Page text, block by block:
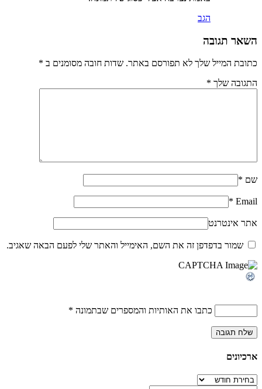
הגב
השאר תגובה
כתובת המייל שלך לא תפורסם באתר. שדות חובה מסומנים ב *
התגובה שלך *
שם *
Email
*
אתר אינטרנט
שמור בדפדפן זה את השם, האימייל והאתר שלי לפעם הבאה שאגיב.
כתבו את האותיות והמספרים שבתמונה *
ארכיונים
ארכיונים